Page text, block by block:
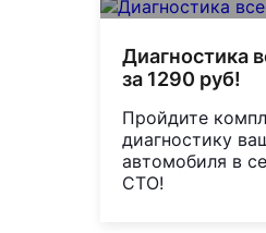
Диагностика
за 1290 руб!
Пройдите
диагностику
автомобиля в
СТО!